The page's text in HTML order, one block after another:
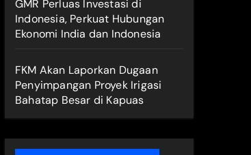
GMR Perluas Investasi di
Indonesia, Perkuat Hubungan
Ekonomi India dan Indonesia
FKM Akan Laporkan Dugaan
Penyimpangan Proyek Irigasi
Bahatap Besar di Kapuas